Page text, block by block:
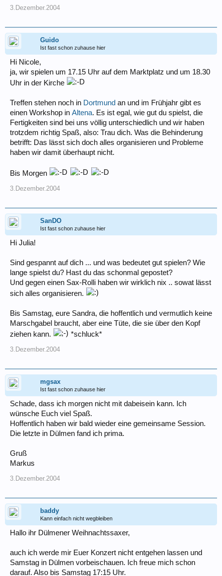
3.Dezember.2004
Guido
Ist fast schon zuhause hier
Hi Nicole,
ja, wir spielen um 17.15 Uhr auf dem Marktplatz und um 18.30
Uhr in der Kirche
Treffen stehen noch in Dortmund an und im Frühjahr gibt es
einen Workshop in Altena. Es ist egal, wie gut du spielst, die
Fertigkeiten sind bei uns völlig unterschiedlich und wir haben
trotzdem richtig Spaß, also: Trau dich. Was die Behinderung
betrifft: Das lässt sich doch alles organisieren und Probleme
haben wir damit überhaupt nicht.
Bis Morgen
3.Dezember.2004
SanDO
Ist fast schon zuhause hier
Hi Julia!
Sind gespannt auf dich ... und was bedeutet gut spielen? Wie
lange spielst du? Hast du das schonmal gepostet?
Und gegen einen Sax-Rolli haben wir wirklich nix .. sowat lässt
sich alles organisieren.
Bis Samstag, eure Sandra, die hoffentlich und vermutlich keine
Marschgabel braucht, aber eine Tüte, die sie über den Kopf
ziehen kann.
*schluck*
3.Dezember.2004
mgsax
Ist fast schon zuhause hier
Schade, dass ich morgen nicht mit dabeisein kann. Ich
wünsche Euch viel Spaß.
Hoffentlich haben wir bald wieder eine gemeinsame Session.
Die letzte in Dülmen fand ich prima.
Gruß
Markus
3.Dezember.2004
baddy
Kann einfach nicht wegbleiben
Hallo ihr Dülmener Weihnachtssaxer,
auch ich werde mir Euer Konzert nicht entgehen lassen und
Samstag in Dülmen vorbeischauen. Ich freue mich schon
darauf. Also bis Samstag 17:15 Uhr.